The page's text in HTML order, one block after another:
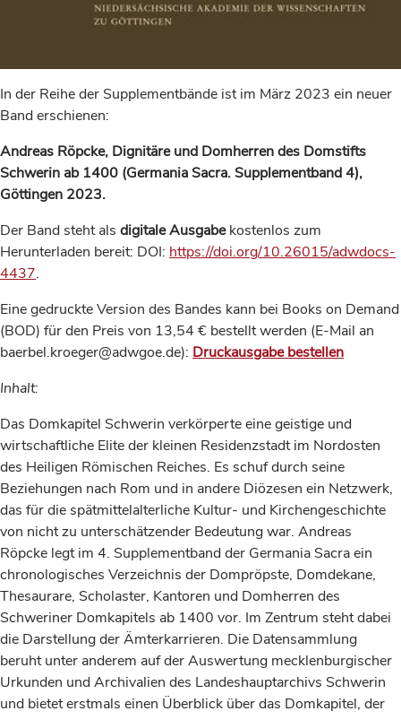
In der Reihe der Supplementbände ist im März 2023 ein neuer
Band erschienen:
Andreas Röpcke, Dignitäre und Domherren des Domstifts
Schwerin ab 1400 (Germania Sacra. Supplementband 4),
Göttingen 2023.
Der Band steht als digitale Ausgabekostenlos zum
Herunterladen bereit: DOI: https://doi.org/10.26015/adwdocs-
4437.
Eine gedruckte Version des Bandes kann bei Books on Demand
(BOD) für den Preis von 13,54 € bestellt werden (E-Mail an
baerbel.kroeger@adwgoe.de): Druckausgabe bestellen
Inhalt:
Das Domkapitel Schwerin verkörperte eine geistige und
wirtschaftliche Elite der kleinen Residenzstadt im Nordosten
des Heiligen Römischen Reiches. Es schuf durch seine
Beziehungen nach Rom und in andere Diözesen ein Netzwerk,
das für die spätmittelalterliche Kultur- und Kirchengeschichte
von nicht zu unterschätzender Bedeutung war. Andreas
Röpcke legt im 4. Supplementband der Germania Sacra ein
chronologisches Verzeichnis der Dompröpste, Domdekane,
Thesaurare, Scholaster, Kantoren und Domherren des
Schweriner Domkapitels ab 1400 vor. Im Zentrum steht dabei
die Darstellung der Ämterkarrieren. Die Datensammlung
beruht unter anderem auf der Auswertung mecklenburgischer
Urkunden und Archivalien des Landeshauptarchivs Schwerin
und bietet erstmals einen Überblick über das Domkapitel, der